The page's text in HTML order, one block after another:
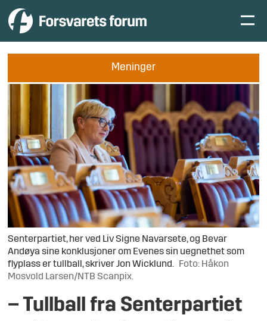
Meninger
Senterpartiet, her ved Liv Signe Navarsete, og Bevar
Andøya sine konklusjoner om Evenes sin uegnethet som
flyplass er tullball, skriver Jon Wicklund.
Foto: Håkon
Mosvold Larsen/NTB Scanpix.
– Tullball fra Senterpartiet